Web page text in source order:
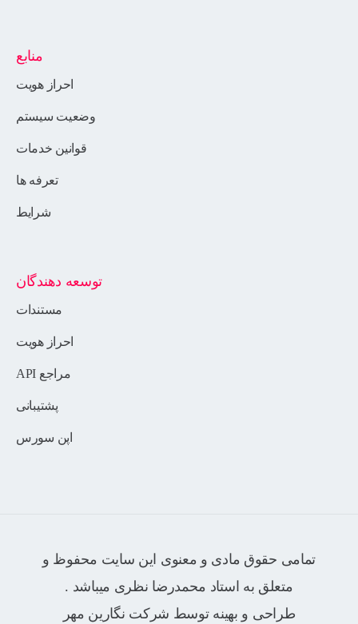
منابع
احراز هویت
وضعیت سیستم
قوانین خدمات
تعرفه ها
شرایط
توسعه دهندگان
مستندات
احراز هویت
مراجع API
پشتیبانی
اپن سورس
تمامی حقوق مادی و معنوی این سایت محفوظ و
متعلق به استاد محمدرضا نظری میباشد .
طراحی و بهینه توسط شرکت نگارین مهر